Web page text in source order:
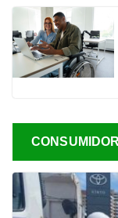
CONSUMIDOR